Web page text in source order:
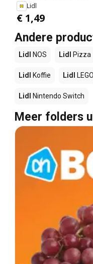
Lidl
€ 1,49
Andere
Lidl NOS Lidl Pizza
Lidl Koffie Lidl LEGO
Lidl Nintendo Switch
Meer folders